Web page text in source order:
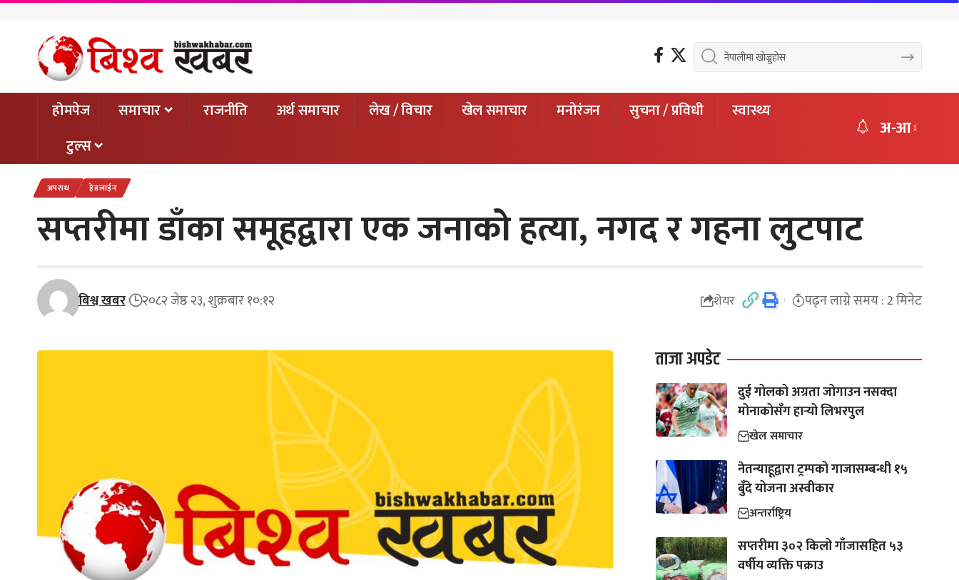
होमपेज समाचार राजनीति अर्थ समाचार लेख / विचार खेल समाचार मनोरंजन सुचना / प्रविधी
स्वास्थ्य
टुल्स
अ-आ
अपराध हेडलाईन
सप्तरीमा डाँका समूहद्वारा एक जनाको हत्या, नगद र गहना लुटपाट
बिश्व खबर २०८२ जेष्ठ २३, शुक्रबार १०:१२ शेयर पढ्न लाग्ने समय : 2 मिनेट
ताजा अपडेट
दुई गोलको अग्रता जोगाउन नसक्दा
मोनाकोसँग हार्‍यो लिभरपुल
खेल समाचार
नेतन्याहूद्वारा ट्रम्पको गाजासम्बन्धी १५
बुँदे योजना अस्वीकार
अन्तर्राष्ट्रिय
सप्तरीमा ३०२ किलो गाँजासहित ५३
वर्षीय व्यक्ति पक्राउ